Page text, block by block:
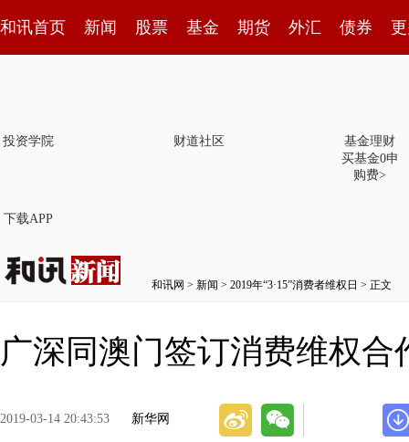
和讯首页 新闻 股票 基金 期货 外汇 债券
投资学院 财道社区
基金理财
买基金0申
购费>
下载APP
和讯网 > 新闻 > 2019年“3·15”消费者维权日 > 正文
广深同澳门签订消费维权
2019-03-14 20:43:53 新华网